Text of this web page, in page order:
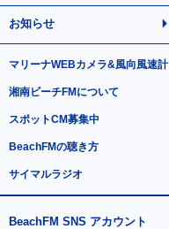
お知らせ
マリーナWEBカメラ&風向風速計
湘南ビーチFMについて
スポットCM募集中
BeachFMの聴き方
サイマルラジオ
BeachFM SNS アカウント